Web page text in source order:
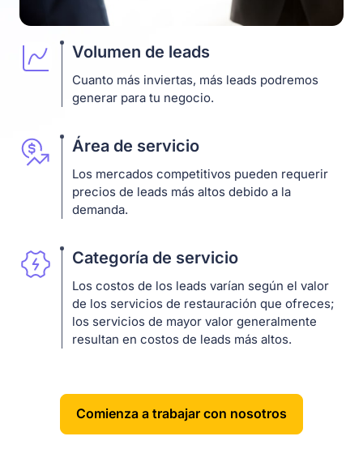
Volumen de leads
Cuanto más inviertas, más leads podremos
generar para tu negocio.
Área de servicio
Los mercados competitivos pueden requerir
precios de leads más altos debido a la
demanda.
Categoría de servicio
Los costos de los leads varían según el valor
de los servicios de restauración que ofreces;
los servicios de mayor valor generalmente
resultan en costos de leads más altos.
Comienza a trabajar con nosotros